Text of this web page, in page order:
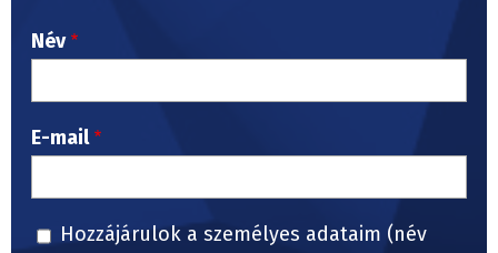
Név
E-mail
Hozzájárulok a személyes adataim (név